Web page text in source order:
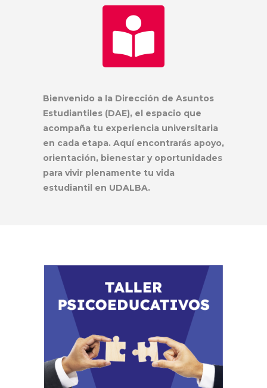
Bienvenido a la Dirección de Asuntos
Estudiantiles (DAE), el espacio que
acompaña tu experiencia universitaria
en cada etapa. Aquí encontrarás apoyo,
orientación, bienestar y oportunidades
para vivir plenamente tu vida
estudiantil en UDALBA.